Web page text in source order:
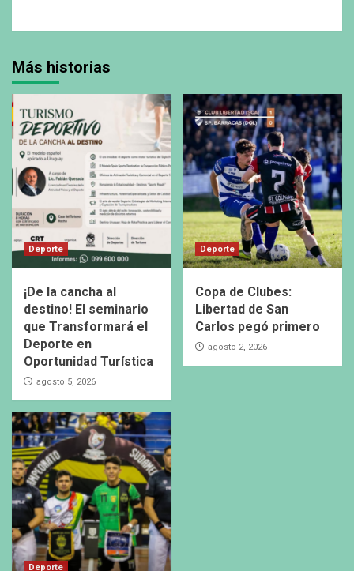
Más historias
Deporte
¡De la cancha al
destino! El seminario
que Transformará el
Deporte en
Oportunidad Turística
agosto 5, 2026
Deporte
Copa de Clubes:
Libertad de San
Carlos pegó primero
agosto 2, 2026
Deporte